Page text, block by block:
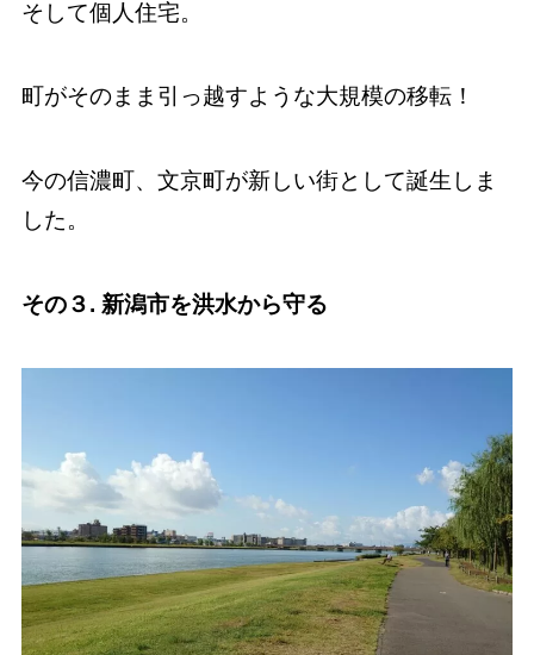
そして個人住宅。
町がそのまま引っ越すような大規模の移転！
今の信濃町、文京町が新しい街として誕生しま
した。
その３. 新潟市を洪水から守る